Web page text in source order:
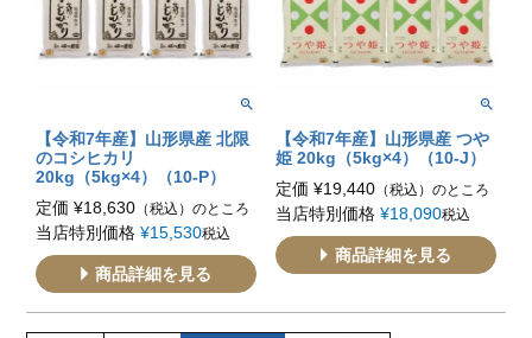
【令和7年産】山形県産 北限
のコシヒカリ
20kg（5kg×4）（10-P）
定価 ¥18,630 （税込）のところ
当店特別価格 ¥15,530税込
商品詳細を見る
【令和7年産】山形県産 つや
姫 20kg（5kg×4）（10-J）
定価 ¥19,440 （税込）のところ
当店特別価格 ¥18,090税込
商品詳細を見る